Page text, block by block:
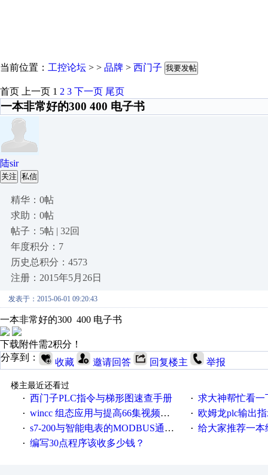
当前位置： 工控论坛 > > 品牌 > 西门子 我要发帖
首页 上一页 1 2 3 下一页 尾页
一本非常好的300 400 电子书
陆sir
关注 私信
精华：0帖
求助：0帖
帖子：5帖 | 32回
年度积分：7
历史总积分：4573
注册：2015年5月26日
发表于：2015-06-01 09:20:43
一本非常好的300 400 电子书
下载附件需2积分！
分享到：
收藏 邀请回答 回复楼主 举报
楼主最近还看过
· 西门子PLC指令与梯形图速查手册 · 求大神帮忙看一
· wincc 组态应用与提高66集视频教程 · 欧姆龙plc输出指示
· s7-200与智能电表的MODBUS通讯验证可行 · 给大家推荐一本经典
· 编写30点程序该收多少钱？